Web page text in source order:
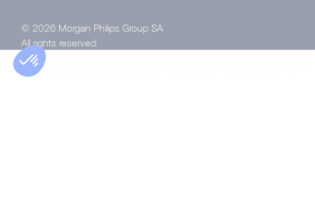
© 2026 Morgan Philips Group SA
All rights reserved